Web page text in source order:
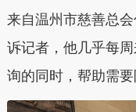
来自温州市慈善总
诉记者，他几乎每
询的同时，帮助需要